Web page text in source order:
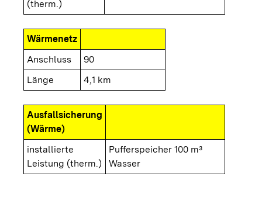
(therm.)
Wärmenetz
Anschluss
90
Länge
4,1 km
Ausfallsicherung
(Wärme)
installierte
Leistung (therm.)
Pufferspeicher 100 m³
Wasser